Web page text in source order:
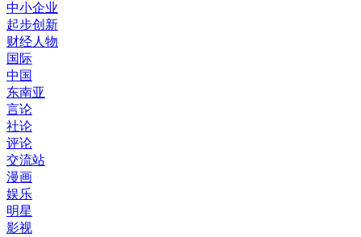
中小企业
起步创新
财经人物
国际
中国
东南亚
言论
社论
评论
交流站
漫画
娱乐
明星
影视